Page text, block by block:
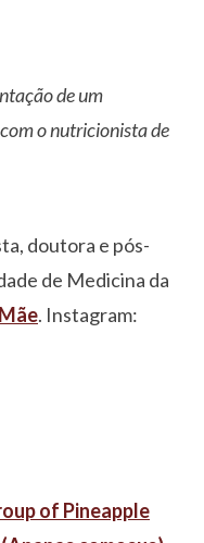
de um
o nutricionista de
doutora e pós-
de Medicina da
. Instagram:
of Pineapple